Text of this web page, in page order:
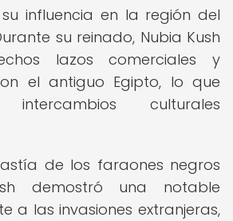
influencia en la región del
su reinado, Nubia Kush
lazos comerciales y
el antiguo Egipto, lo que
culturales
de los faraones negros
demostró una notable
a las invasiones extranjeras,